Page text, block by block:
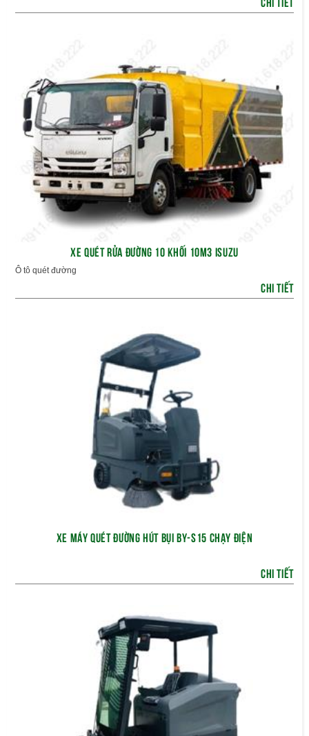
XE QUÉT RỬA ĐƯỜNG 10 KHỐI 10M3 ISUZU
Ô tô quét đường
CHI TIẾT
XE MÁY QUÉT ĐƯỜNG HÚT BỤI BY-S15 CHẠY ĐIỆN
CHI TIẾT